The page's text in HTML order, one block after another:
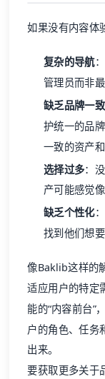
如果没有内容体
复杂的导航
管理员而非
缺乏品牌一
护统一的品
一致的资产和
选择过多：
产可能感觉
缺乏个性化
找到他们想要
像Baklib这样的
适应用户的特定
能的“内容前台”
户的角色、任务
出来。
要获取更多关于